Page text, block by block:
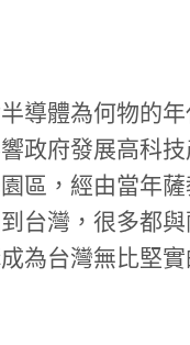
導體為何物的
政府發展高科技
區，經由當年
台灣，很多都
為台灣無比堅實